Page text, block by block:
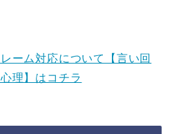
ーム対応について【言い回
理】はコチラ